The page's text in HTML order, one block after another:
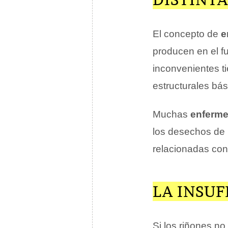
El concepto de
producen en el
inconvenientes
estructurales
Muchas
los desechos
relacionadas
LA
Si los riñones